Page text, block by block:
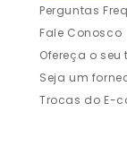
Perguntas
Fale Conosco
Ofereça o seu
Seja um
Trocas do E-